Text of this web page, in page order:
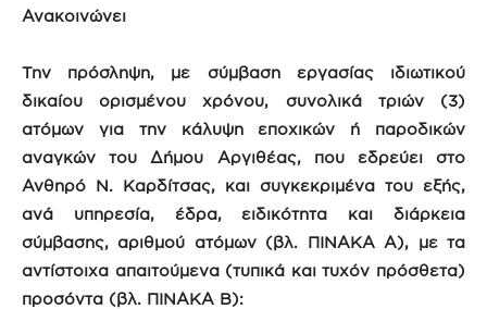
Ανακοινώνει
Την πρόσληψη, με σύμβαση εργασίας ιδιωτικού
δικαίου ορισμένου χρόνου, συνολικά τριών(3)
ατόμων για την κάλυψη εποχικών ή παροδικών
αναγκών του Δήμου Αργιθέας, που εδρεύει στο
Ανθηρό Ν. Καρδίτσας, και συγκεκριμένα του εξής,
ανά υπηρεσία, έδρα, ειδικότητα και διάρκεια
σύμβασης, αριθμού ατόμων (βλ. ΠΙΝΑΚΑ Α), με τα
αντίστοιχα απαιτούμενα (τυπικά και τυχόν πρόσθετα)
προσόντα (βλ. ΠΙΝΑΚΑ Β):